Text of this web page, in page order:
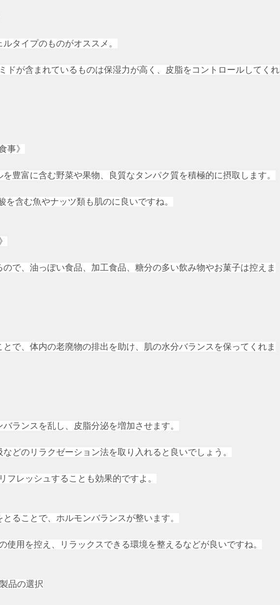
タイプのものがオススメ。
ドが含まれているものは保湿力が高く、皮脂をコントロールしてくれ
事》
豊富に含む野菜や果物、良質なタンパク質を積極的に摂取します。
を含む魚やナッツ類も肌のに良いですね。
で、油っぽい食品、加工食品、糖分の多い飲み物やお菓子は控えま
で、体内の老廃物の排出を助け、肌の水分バランスを保ってくれま
ランスを乱し、皮脂分泌を増加させます。
どのリラクゼーション法を取り入れると良いでしょう。
フレッシュすることも効果的ですよ。
ることで、ホルモンバランスが整います。
使用を控え、リラックスできる環境を整えるなどが良いですね。
品の選択